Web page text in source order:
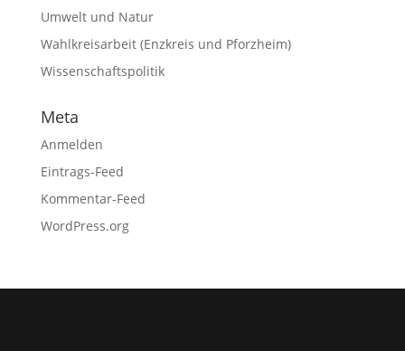
Umwelt und Natur
Wahlkreisarbeit (Enzkreis und Pforzheim)
Wissenschaftspolitik
Meta
Anmelden
Eintrags-Feed
Kommentar-Feed
WordPress.org